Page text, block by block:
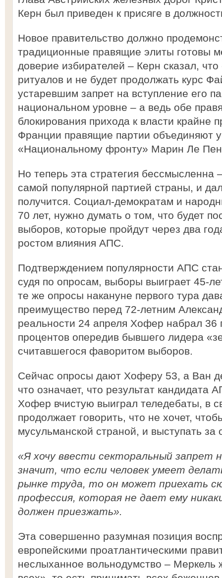
Керн был приведен к присяге в
Новое правительство должно
традиционные правящие элиты готовы
доверие избирателей – Керн сказал,
ритуалов и не будет продолжать курс
устаревшим запрет на вступление его
национальном уровне – а ведь обе
блокирования прихода к власти крайне
Франции правящие партии объединяют
«Национальному фронту» Марин Ле
Но теперь эта стратегия бессмысленна
самой популярной партией страны, и
получится. Социал-демократам и
70 лет, нужно думать о том, что будет
выборов, которые пройдут через два
ростом влияния АПС.
Подтверждением популярности АПС
судя по опросам, выборы выиграет 45-
те же опросы накануне первого тура
преимущество перед 72-летним
реальности 24 апреля Хофер набрал 36
процентов опередив бывшего лидера
считавшегося фаворитом выборов.
Сейчас опросы дают Хоферу 53, а Ван
что означает, что результат
Хофер вчистую выиграл теледебаты, в
продолжает говорить, что не хочет,
мусульманской страной, и выступать
«Я хочу ввести секторальный запрет
значит, что если человек умеет
рынке труда, то он может приехать
профессия, которая не дает ему
должен приезжать».
Эта совершенно разумная позиция
европейскими проатлантическими
неслыханное вольнодумство – Меркель